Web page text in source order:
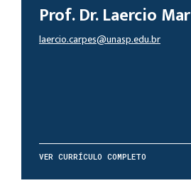
Prof. Dr. Laercio
laercio.carpes@unasp.edu.br
VER CURRÍCULO COMPLETO